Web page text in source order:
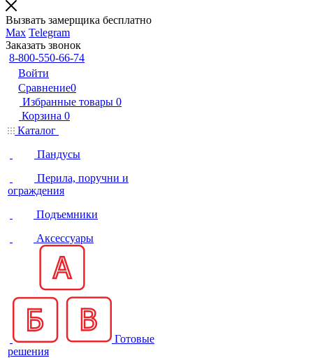
Вызвать замерщика бесплатно
Max Telegram
Заказать звонок
8-800-550-66-74
Войти
Сравнение0
Избранные товары 0
Корзина 0
Каталог
Пандусы
Перила, поручни и
ограждения
Подъемники
Аксессуары
Готовые
решения